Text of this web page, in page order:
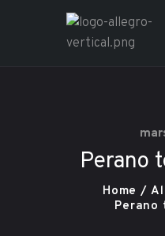
Perano
Home
Perano
Vidéo
Plats pour
Contact